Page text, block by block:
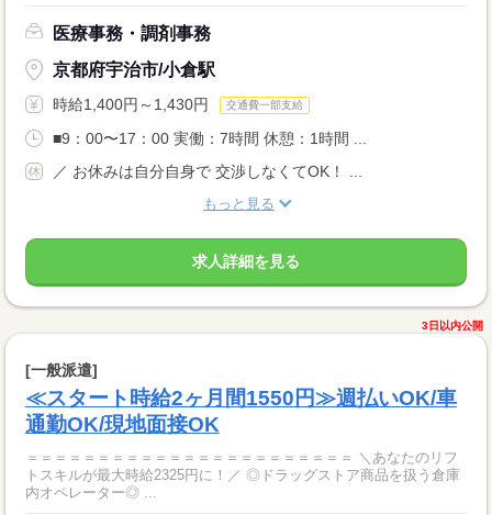
医療事務・調剤事務
京都府宇治市/小倉駅
時給1,400円～1,430円 交通費一部支給
■9：00〜17：00 実働：7時間 休憩：1時間 ...
／ お休みは自分自身で 交渉しなくてOK！ ...
もっと見る
求人詳細を見る
3日以内公開
[一般派遣]
≪スタート時給2ヶ月間1550円≫週払いOK/車
通勤OK/現地面接OK
＝＝＝＝＝＝＝＝＝＝＝＝＝＝＝＝＝＝＝＝＝＝＝ ＼あなたのリフ
トスキルが最大時給2325円に！／ ◎ドラッグストア商品を扱う倉庫
内オペレーター◎ ...